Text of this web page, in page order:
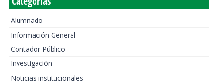
Alumnado
Información General
Contador Público
Investigación
Noticias institucionales